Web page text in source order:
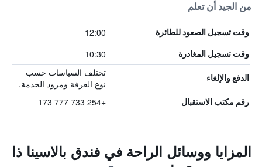
من الجيد أن تعلم
وقت تسجيل الصعود للطائرة 12:00
وقت تسجيل المغادرة 10:30
الدفع والإلغاء
تختلف السياسات حسب
نوع الغرفة ومزود الخدمة.
رقم مكتب الاستقبال +254 733 777 173
المزايا ووسائل الراحة في فندق بالاسينا ذا